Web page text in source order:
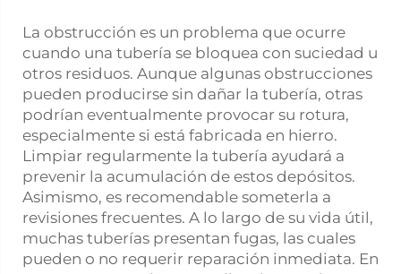
La obstrucción es un problema que ocurre
cuando una tubería se bloquea con suciedad u
otros residuos. Aunque algunas obstrucciones
pueden producirse sin dañar la tubería, otras
podrían eventualmente provocar su rotura,
especialmente si está fabricada en hierro.
Limpiar regularmente la tubería ayudará a
prevenir la acumulación de estos depósitos.
Asimismo, es recomendable someterla a
revisiones frecuentes. A lo largo de su vida útil,
muchas tuberías presentan fugas, las cuales
pueden o no requerir reparación inmediata. En